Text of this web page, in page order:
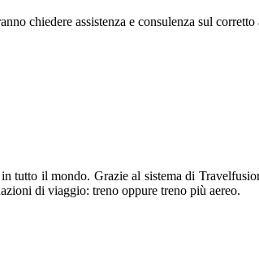
chiedere assistenza e consulenza sul
il mondo. Grazie al sistema di
di viaggio: treno oppure treno più aereo.